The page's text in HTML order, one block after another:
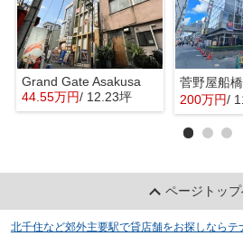
Grand Gate Asakusa
44.55万円/ 12.23坪
菅野屋船
200万円/
ページトッ
北千住など郊外主要駅で貸店舗をお探しなら